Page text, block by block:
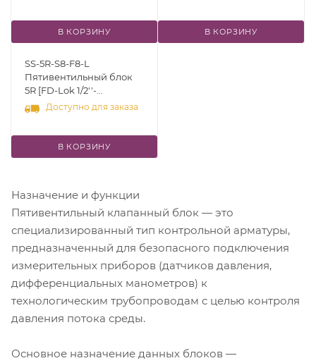
Материал:
Нержавеющая сталь 316
Температура: от -54 до
232 °С; Давление до 414
Бар
В КОРЗИНУ
мм) Тип: Компактный
тип; Материал:
В КОРЗИНУ
SS-5R-S8-F8-L
Пятивентильный блок
5R [FD-Lok 1/2''-
Внутренняя резьба NPT
1/2''] Cv-0,35 (4 мм) Тип:
линию; Материал:
Нержавеющая сталь 316
232 °С; Давление до 414
Бар
Доступно для заказа
В КОРЗИНУ
Назначение и функции
Пятивентильный клапанный блок — это
специализированный тип контрольной арматуры,
предназначенный для безопасного подключения
измерительных приборов (датчиков давления,
дифференциальных манометров) к
технологическим трубопроводам с целью контроля
давления потока среды.
Основное назначение данных блоков —